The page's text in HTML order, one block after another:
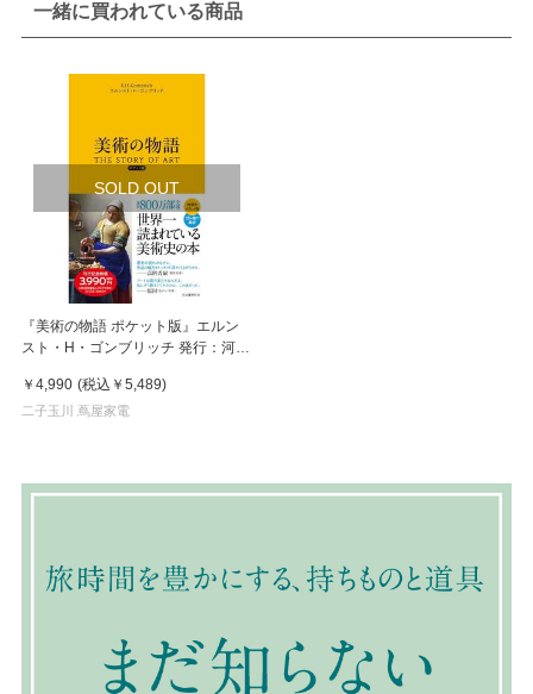
一緒に買われている商品
SOLD OUT
『美術の物語 ポケット版』エルン
スト・H・ゴンブリッチ 発行：河出
￥4,990 (税込 ￥5,489)
二子玉川 蔦屋家電